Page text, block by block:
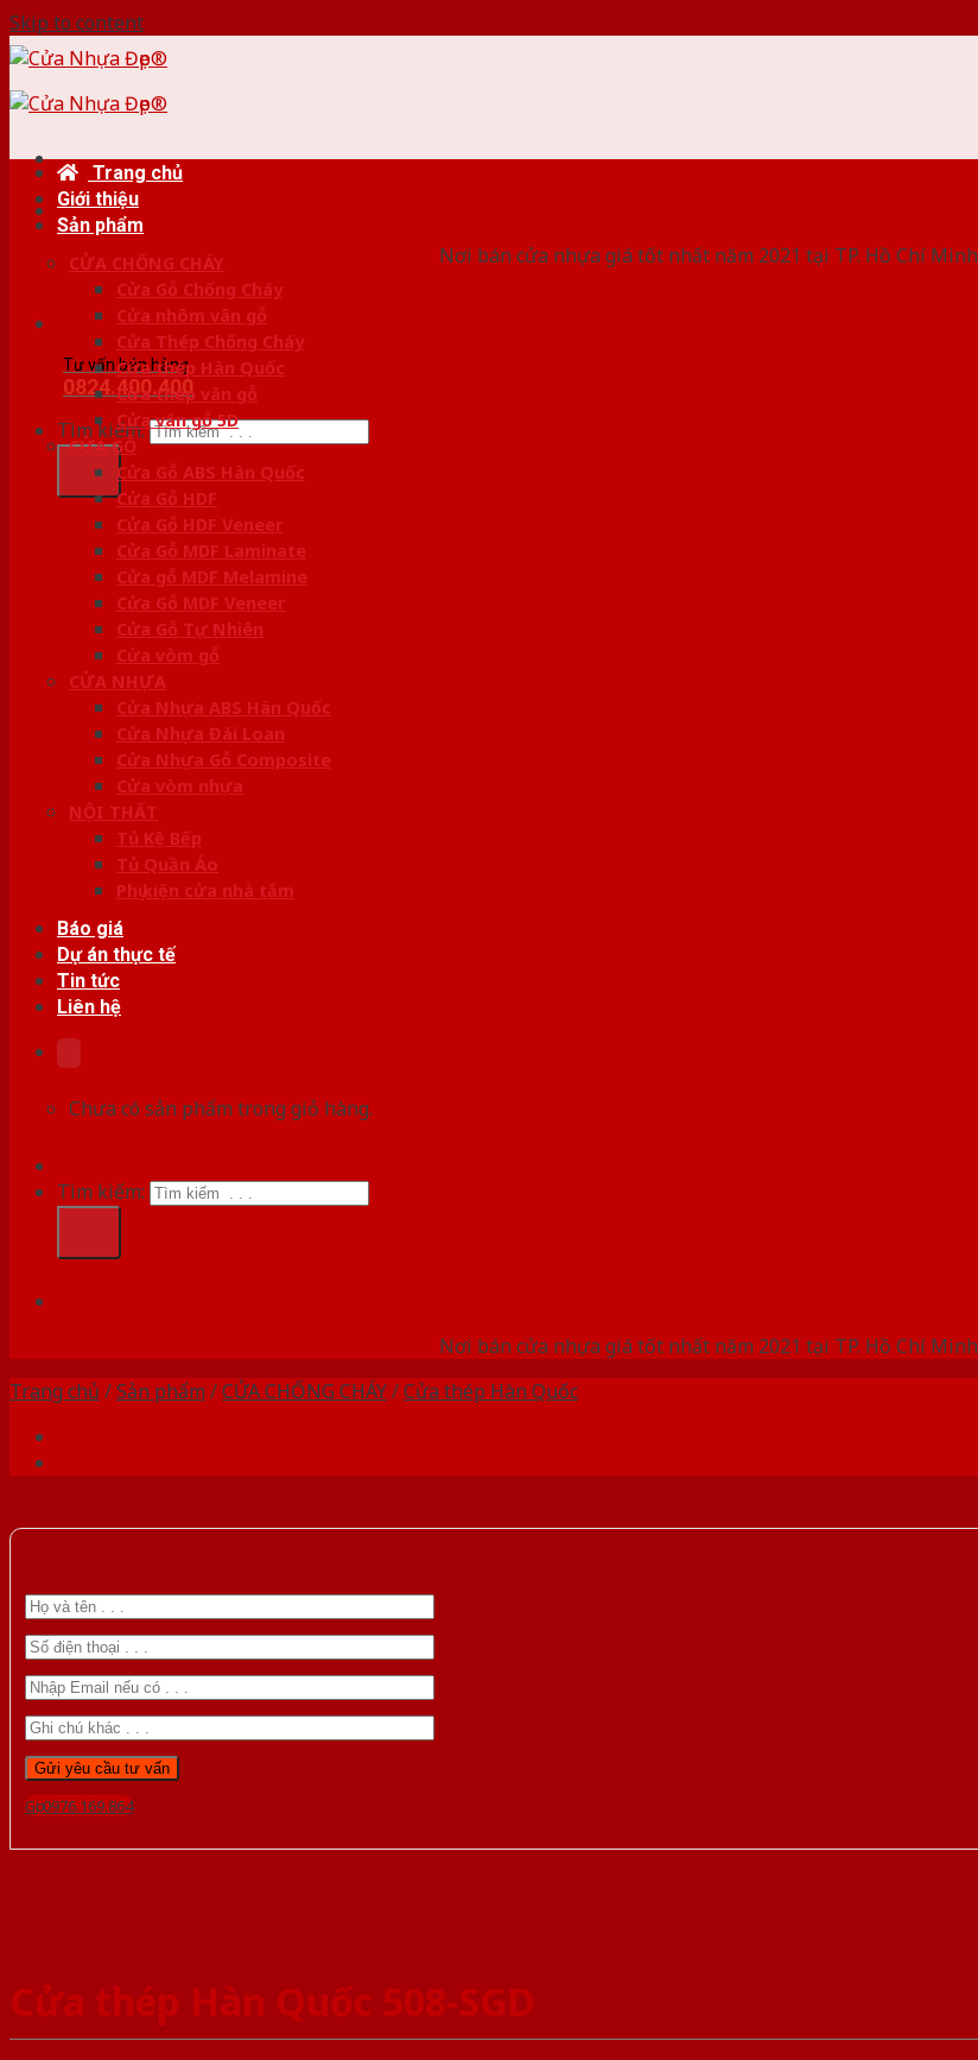
Skip to content
Nơi bán cửa nhựa giá tốt nhất năm 2021 tại TP. Hồ Chí Minh
Tư vấn bán hàng
0824.400.400
Tìm kiếm:
Trang chủ
Giới thiệu
Sản phẩm
CỬA CHỐNG CHÁY
Cửa Gỗ Chống Cháy
Cửa nhôm vân gỗ
Cửa Thép Chống Cháy
Cửa thép Hàn Quốc
Cửa thép vân gỗ
Cửa vân gỗ 5D
CỬA GỖ
Cửa Gỗ ABS Hàn Quốc
Cửa Gỗ HDF
Cửa Gỗ HDF Veneer
Cửa Gỗ MDF Laminate
Cửa gỗ MDF Melamine
Cửa Gỗ MDF Veneer
Cửa Gỗ Tự Nhiên
Cửa vòm gỗ
CỬA NHỰA
Cửa Nhựa ABS Hàn Quốc
Cửa Nhựa Đài Loan
Cửa Nhựa Gỗ Composite
Cửa vòm nhựa
NỘI THẤT
Tủ Kệ Bếp
Tủ Quần Áo
Phụ kiện cửa nhà tắm
Báo giá
Dự án thực tế
Tin tức
Liên hệ
Chưa có sản phẩm trong giỏ hàng.
Tìm kiếm:
Nơi bán cửa nhựa giá tốt nhất năm 2021 tại TP. Hồ Chí Minh
Trang chủ /Sản phẩm /CỬA CHỐNG CHÁY/Cửa thép Hàn Quốc
Gọi 0976.169.864
Cửa thép Hàn Quốc 508-SGD